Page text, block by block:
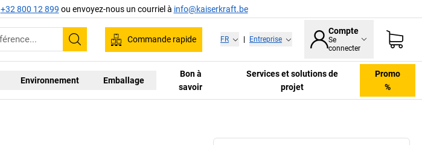
+32 800 12 899 ou envoyez-nous un courriel à info@kaiserkraft.be
Recherche
Commande rapide FR Entreprise
Compte
Se
connecter
Environnement Emballage
Bon à
savoir
Services et solutions de
projet
Promo
%